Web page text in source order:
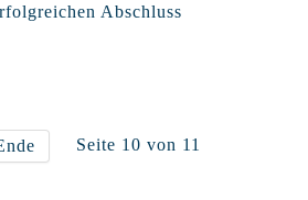
Abschluss
Seite 10 von 11